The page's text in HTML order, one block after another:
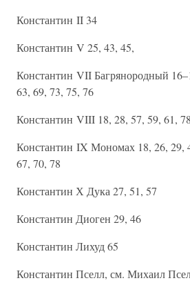
Константин II 34
Константин V 25, 43, 45,
Константин VII Багрянородный
63, 69, 73, 75, 76
Константин VIII 18, 28, 57, 59, 61,
Константин IX Мономах 18, 26, 29,
67, 70, 78
Константин Х Дука 27, 51, 57
Константин Диоген 29, 46
Константин Лихуд 65
Константин Пселл, см. Михаил